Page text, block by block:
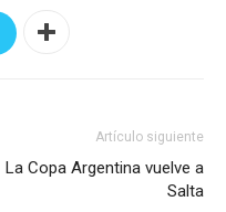
Artículo siguiente
La Copa Argentina vuelve a
Salta